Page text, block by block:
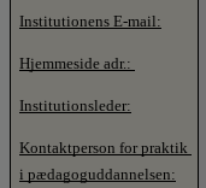
Institutionens E-mail:
Hjemmeside adr.:
Institutionsleder:
Kontaktperson for praktik
i pædagoguddannelsen: